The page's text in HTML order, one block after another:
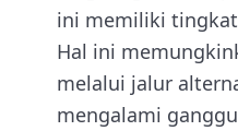
ini memiliki
Hal ini
melalui jalur
mengalami